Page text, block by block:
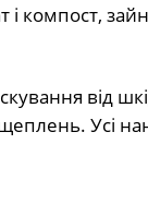
і компост,
від
Усі